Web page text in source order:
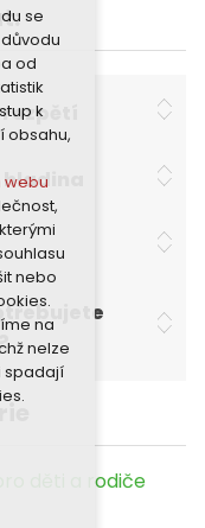
webu
se
od
k
obsahu,
webu
nebo
na
nelze
spadají
děti a rodiče